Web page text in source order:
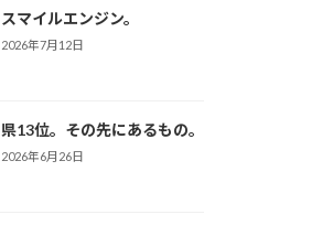
スマイルエンジン。
2026年7月12日
県13位。その先にあるもの。
2026年6月26日